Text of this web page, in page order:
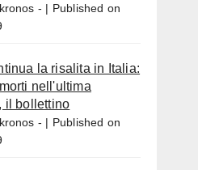
-
Published on
la risalita in Italia:
nell'ultima
il bollettino
-
Published on